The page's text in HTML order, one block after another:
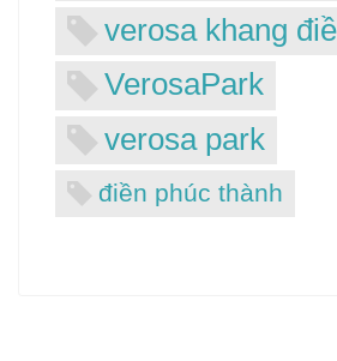
verosa khang
VerosaPark
verosa park
điền phúc thành